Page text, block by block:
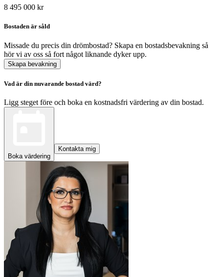
8 495 000 kr
Bostaden är såld
Missade du precis din drömbostad? Skapa en bostadsbevakning så
hör vi av oss så fort något liknande dyker upp.
Skapa bevakning
Vad är din nuvarande bostad värd?
Ligg steget före och boka en kostnadsfri värdering av din bostad.
Boka värdering
Kontakta mig